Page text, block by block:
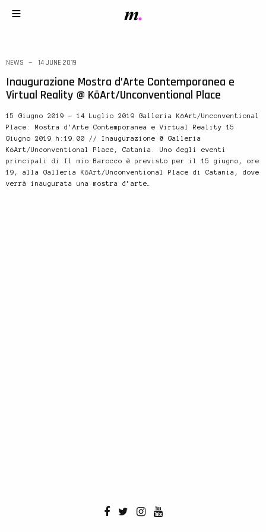
NEWS 14 JUNE 2019
Inaugurazione Mostra d’Arte Contemporanea e
Virtual Reality @ KōArt/Unconventional Place
15 Giugno 2019 – 14 Luglio 2019 Galleria KōArt/Unconventional
Place: Mostra d’Arte Contemporanea e Virtual Reality 15
Giugno 2019 h:19.00 // Inaugurazione @ Galleria
KōArt/Unconventional Place, Catania. Uno degli eventi
principali di Il mio Barocco è previsto per il 15 giugno, ore
19, alla Galleria KōArt/Unconventional Place di Catania, dove
verrà inaugurata una mostra d’arte…